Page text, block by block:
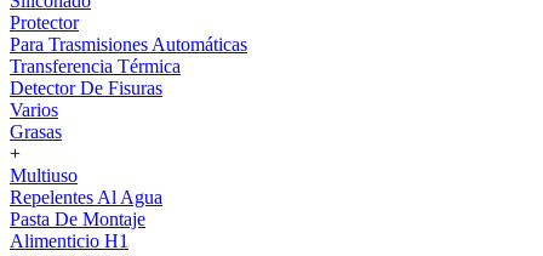
Protector
Para Trasmisiones Automáticas
Transferencia Térmica
Detector De Fisuras
Varios
Grasas
+
Multiuso
Repelentes Al Agua
Pasta De Montaje
Alimenticio H1